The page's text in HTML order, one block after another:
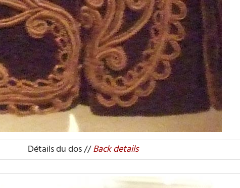
Détails du dos //Back details